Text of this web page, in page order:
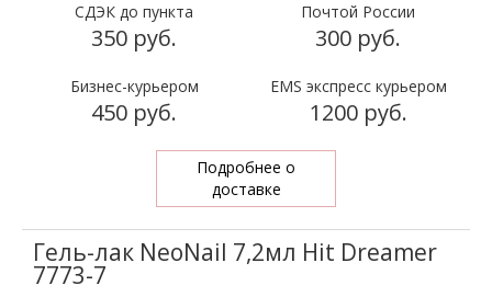
СДЭК до пункта
350 руб.
Почтой России
300 руб.
Бизнес-курьером
450 руб.
EMS экспресс курьером
1200 руб.
Подробнее о
доставке
Гель-лак NeoNail 7,2мл Hit Dreamer
7773-7